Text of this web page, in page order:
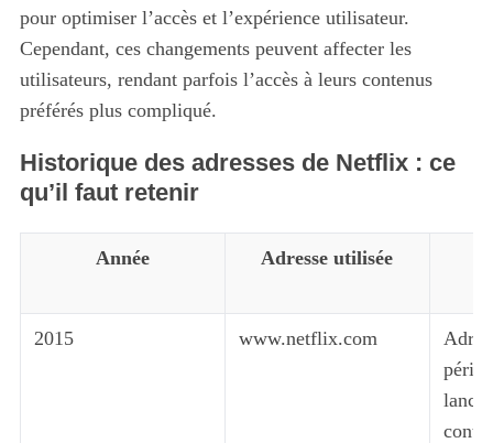
pour optimiser l’accès et l’expérience utilisateur.
Cependant, ces changements peuvent affecter les
utilisateurs, rendant parfois l’accès à leurs contenus
préférés plus compliqué.
Historique des adresses de Netflix : ce
qu’il faut retenir
Année Adresse utilisée
2015 www.netflix.com